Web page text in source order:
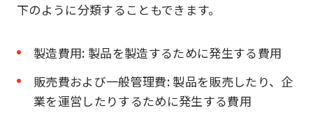
下のように分類することもできます。
製造費用: 製品を製造するために発生する費用
販売費および一般管理費: 製品を販売したり、企
業を運営したりするために発生する費用